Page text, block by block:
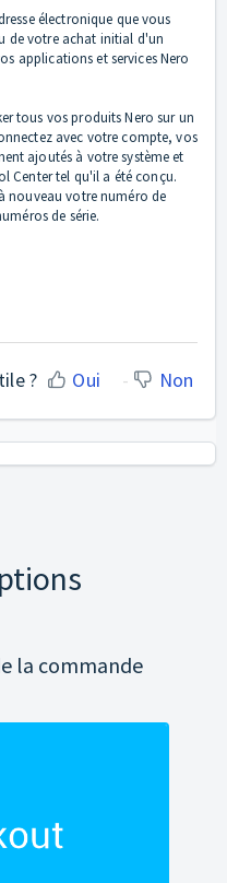
électronique que vous
de votre achat initial d'un
applications et services Nero
tous vos produits Nero sur un
avec votre compte, vos
ajoutés à votre système et
Center tel qu'il a été conçu.
nouveau votre numéro de
de série.
? Oui Non
la commande